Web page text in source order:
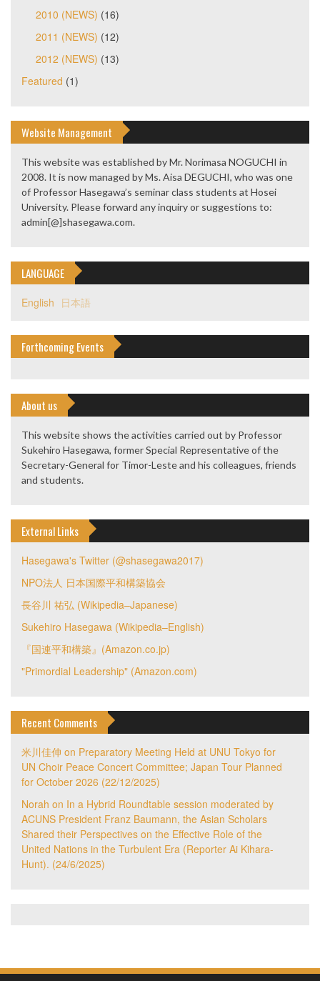
2010 (NEWS) (16)
2011 (NEWS) (12)
2012 (NEWS) (13)
Featured (1)
Website Management
This website was established by Mr. Norimasa NOGUCHI in
2008. It is now managed by Ms. Aisa DEGUCHI, who was one
of Professor Hasegawa’s seminar class students at Hosei
University. Please forward any inquiry or suggestions to:
admin[@]shasegawa.com.
LANGUAGE
English 日本語
Forthcoming Events
About us
This website shows the activities carried out by Professor
Sukehiro Hasegawa, former Special Representative of the
Secretary-General for Timor-Leste and his colleagues, friends
and students.
External Links
Hasegawa's Twitter (@shasegawa2017)
NPO法人 日本国際平和構築協会
長谷川 祐弘 (Wikipedia–Japanese)
Sukehiro Hasegawa (Wikipedia–English)
『国連平和構築』(Amazon.co.jp)
"Primordial Leadership" (Amazon.com)
Recent Comments
米川佳伸 on Preparatory Meeting Held at UNU Tokyo for
UN Choir Peace Concert Committee; Japan Tour Planned
for October 2026 (22/12/2025)
Norah on In a Hybrid Roundtable session moderated by
ACUNS President Franz Baumann, the Asian Scholars
Shared their Perspectives on the Effective Role of the
United Nations in the Turbulent Era (Reporter Ai Kihara-
Hunt). (24/6/2025)